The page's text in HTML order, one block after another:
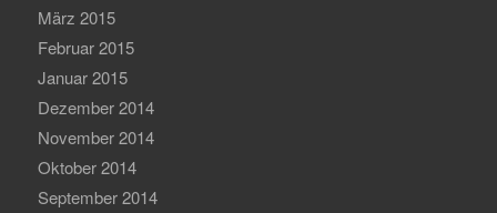
März 2015
Februar 2015
Januar 2015
Dezember 2014
November 2014
Oktober 2014
September 2014